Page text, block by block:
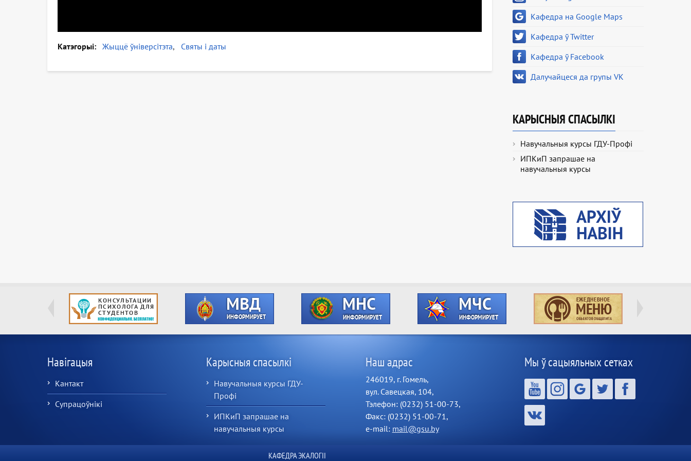
Катэгорыі Жыццё ўніверсітэта Святы і даты
Кафедра на Google Maps
Кафедра ў Twitter
Кафедра ў Facebook
Далучайцеся да групы VK
КАРЫСНЫЯ СПАСЫЛКІ
Навучальныя курсы ГДУ-Профі
ИПКиП запрашае на
навучальныя курсы
Навігацыя
Кантакт
Супрацоўнікі
Карысныя спасылкі
Навучальныя курсы ГДУ-
Профі
ИПКиП запрашае на
навучальныя курсы
Наш адрас
246019, г. Гомель,
вул. Савецкая, 104,
Тэлефон: (0232) 51-00-73,
Факс: (0232) 51-00-71,
e-mail: mail@gsu.by
Мы ў сацыяльных сетках
КАФЕДРА ЭКАЛОГІІ